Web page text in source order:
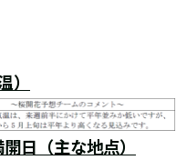
日（主な地点）